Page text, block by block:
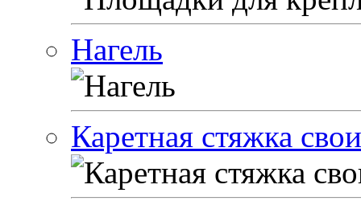
Нагель
Каретная стяжка